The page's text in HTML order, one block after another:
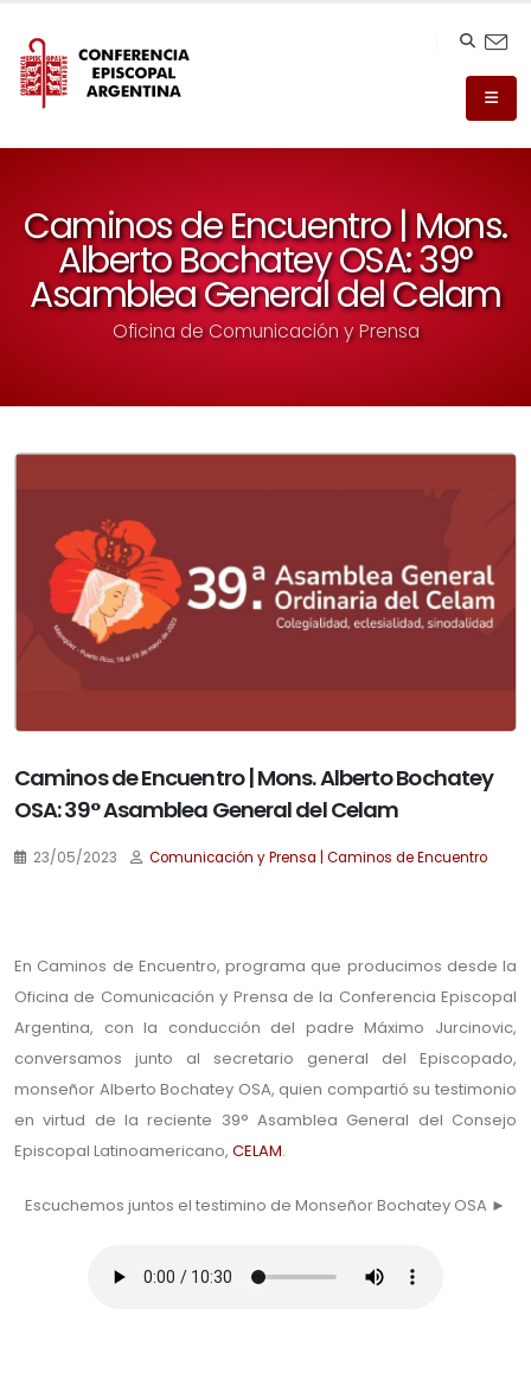
Caminos de Encuentro | Mons.
Alberto Bochatey OSA: 39°
Asamblea General del Celam
Oficina de Comunicación y Prensa
Caminos de Encuentro | Mons. Alberto Bochatey
OSA: 39° Asamblea General del Celam
23/05/2023 Comunicación y Prensa | Caminos de Encuentro
En Caminos de Encuentro, programa que producimos desde la
Oficina de Comunicación y Prensa de la Conferencia Episcopal
Argentina, con la conducción del padre Máximo Jurcinovic,
conversamos junto al secretario general del Episcopado,
monseñor Alberto Bochatey OSA, quien compartió su testimonio
en virtud de la reciente 39° Asamblea General del Consejo
Episcopal Latinoamericano, CELAM.
Escuchemos juntos el testimino de Monseñor Bochatey OSA ►